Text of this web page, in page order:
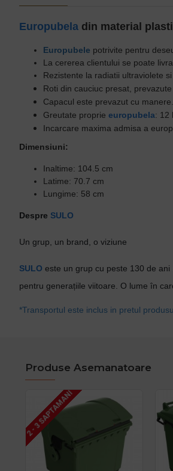
Europubela din material
Europubele potrivite pentru
La cererea clientului se poate
Rezistente la radiatii ultraviolete
Roti din cauciuc presat,
Capacul este prevazut cu manere.
Greutate proprie europubela: 12
Incarcare maxima admisa a
Dimensiuni:
Inaltime: 104.5 cm
Latime: 70.7 cm
Lungime: 58 cm
Despre SULO
Un grup, un brand, o viziune
SULO este un grup cu peste 130 de ani
pentru generațiile viitoare. O lume în
*Transportul este inclus in pretul
Produse Asemanatoare
2 - 3 SAPTAMANI